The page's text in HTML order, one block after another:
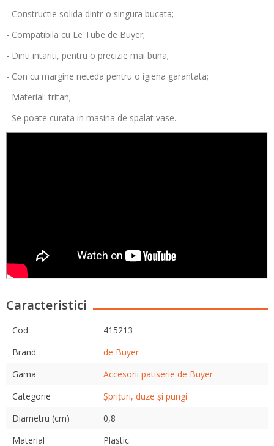
- Constructie solida dintr-o singura bucata;
- Compatibila cu Le Tube de Buyer;
- Dinti intariti, pentru o precizie mai buna;
- Con cu margine neteda pentru o igiena garantata;
- Material: tritan;
- Se poate curata in masina de spalat vase.
Caracteristici
Cod
415213
Brand
de Buyer
Gama
Accesorii patiserie de Buyer
Categorie
Șprițuri, duze și pungi
Diametru (cm)
0,8
Material
Plastic